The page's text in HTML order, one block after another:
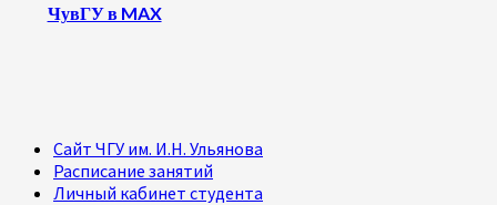
ЧувГУ в MAX
Сайт ЧГУ им. И.Н. Ульянова
Расписание занятий
Личный кабинет студента